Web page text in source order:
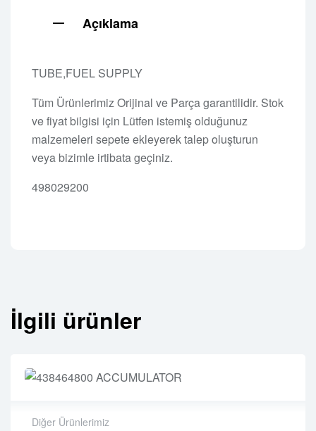
Açıklama
TUBE,FUEL SUPPLY
Tüm Ürünlerimiz Orijinal ve Parça garantilidir. Stok
ve fiyat bilgisi için Lütfen istemiş olduğunuz
malzemeleri sepete ekleyerek talep oluşturun
veya bizimle irtibata geçiniz.
498029200
İlgili ürünler
Diğer Ürünlerimiz